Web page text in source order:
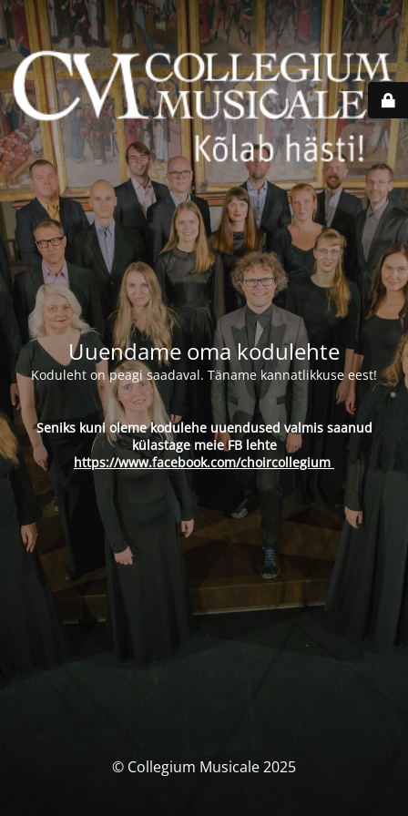
Uuendame oma kodulehte
Koduleht on peagi saadaval. Täname kannatlikkuse eest!
Seniks kuni oleme kodulehe uuendused valmis saanud
külastage meie FB lehte
https://www.facebook.com/choircollegium
© Collegium Musicale 2025